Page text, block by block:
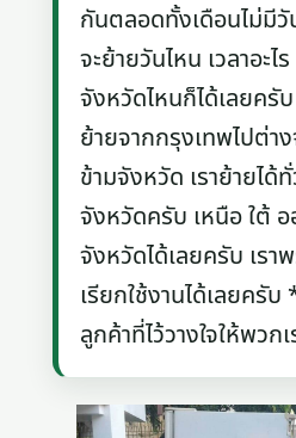
กันตลอดทั้งเดือนไม่มี
จะย้ายวันไหน เวลาอะไ
จังหวัดไหนก็ได้เลยครั
ย้ายจากกรุงเทพไปต่า
ข้ามจังหวัด เราย้ายได้
จังหวัดครับ เหนือ ใต้
จังหวัดได้เลยครับ เร
เรียกใช้งานได้เลยค
ลูกค้าที่ไว้วางใจให้พวก